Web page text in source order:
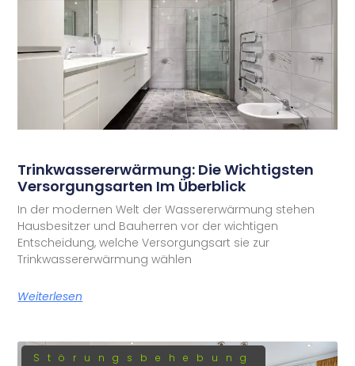
Trinkwassererwärmung: Die Wichtigsten
Versorgungsarten Im Überblick
In der modernen Welt der Wassererwärmung stehen
Hausbesitzer und Bauherren vor der wichtigen
Entscheidung, welche Versorgungsart sie zur
Trinkwassererwärmung wählen
Weiterlesen
Störungsbehebung